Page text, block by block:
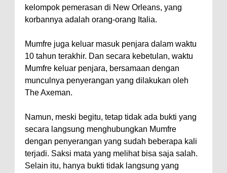
kelompok pemerasan di New Orleans, yang
korbannya adalah orang-orang Italia.
Mumfre juga keluar masuk penjara dalam waktu
10 tahun terakhir. Dan secara kebetulan, waktu
Mumfre keluar penjara, bersamaan dengan
munculnya penyerangan yang dilakukan oleh
The Axeman.
Namun, meski begitu, tetap tidak ada bukti yang
secara langsung menghubungkan Mumfre
dengan penyerangan yang sudah beberapa kali
terjadi. Saksi mata yang melihat bisa saja salah.
Selain itu, hanya bukti tidak langsung yang